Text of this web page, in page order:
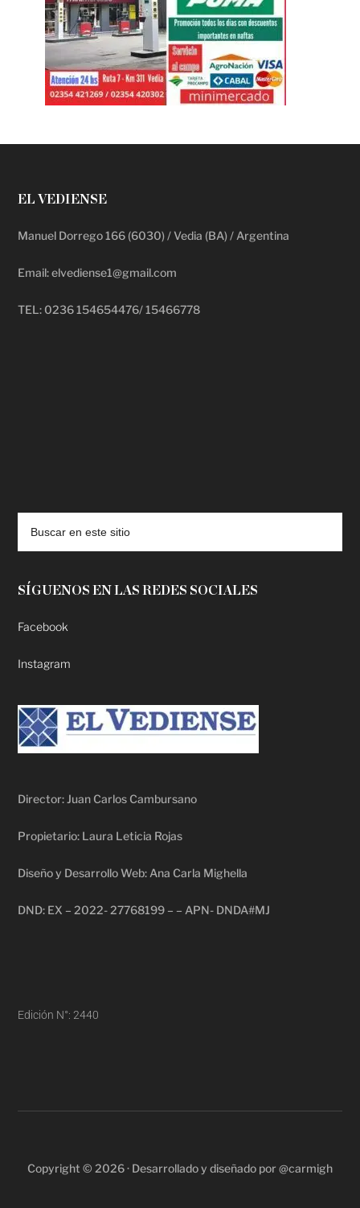
EL VEDIENSE
Manuel Dorrego 166 (6030) / Vedia (BA) / Argentina
Email: elvediense1@gmail.com
TEL: 0236 154654476/ 15466778
SÍGUENOS EN LAS REDES SOCIALES
Facebook
Instagram
Director: Juan Carlos Cambursano
Propietario: Laura Leticia Rojas
Diseño y Desarrollo Web: Ana Carla Mighella
DND: EX – 2022- 27768199 – – APN- DNDA#MJ
Edición N°: 2440
Copyright © 2026 · Desarrollado y diseñado por @carmigh